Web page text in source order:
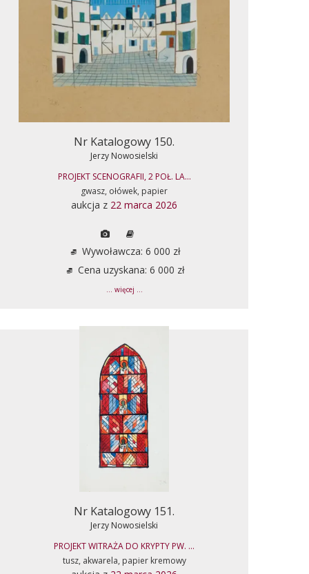
Nr Katalogowy 150.
Jerzy Nowosielski
PROJEKT SCENOGRAFII, 2 POŁ. LA...
gwasz, ołówek, papier
aukcja z 22 marca 2026
Wywoławcza: 6 000 zł
Cena uzyskana: 6 000 zł
... więcej ...
Nr Katalogowy 151.
Jerzy Nowosielski
PROJEKT WITRAŻA DO KRYPTY PW. ...
tusz, akwarela, papier kremowy